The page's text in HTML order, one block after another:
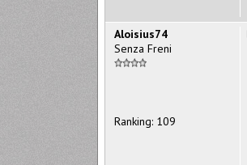
Aloisius74
Senza Freni
Ranking: 109